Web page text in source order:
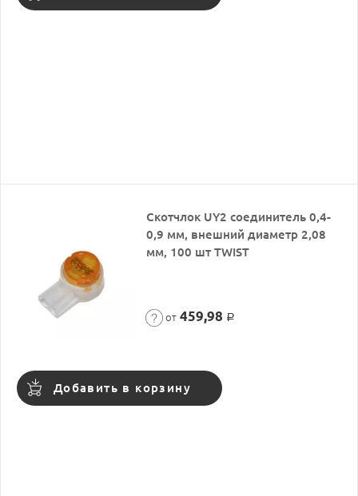
Скотчлок UY2 соединитель 0,4-
0,9 мм, внешний диаметр 2,08
мм, 100 шт TWIST
от 459,98 Р
Добавить в корзину